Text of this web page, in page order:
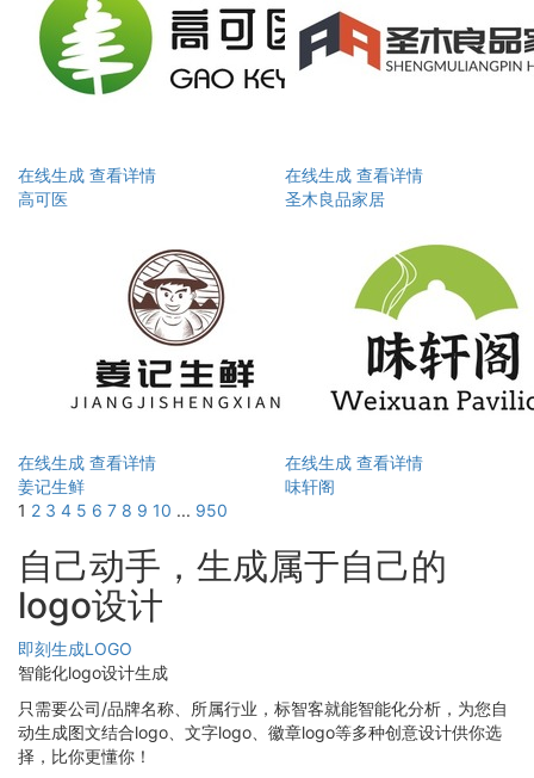
在线生成 查看详情
高可医
在线生成 查看详情
圣木良品家居
在线生成 查看详情
姜记生鲜
在线生成 查看详情
味轩阁
1 2 3 4 5 6 7 8 9 10 ... 950
自己动手，生成属于自己的
logo设计
即刻生成LOGO
智能化logo设计生成
只需要公司/品牌名称、所属行业，标智客就能智能化分析，为您自
动生成图文结合logo、文字logo、徽章logo等多种创意设计供你选
择，比你更懂你！